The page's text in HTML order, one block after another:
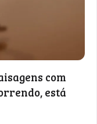
com
está